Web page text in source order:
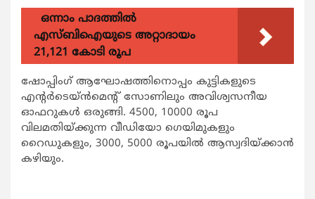
ഒന്നാം പാദത്തിൽ
എസ്ബിഐയുടെ അറ്റാദായം
21,121 കോടി രൂപ
ഷോപ്പിംഗ് ആഘോഷത്തിനൊപ്പം കുട്ടികളുടെ
എന്റര്‍ടെയ്ന്‍മെന്റ് സോണിലും അവിശ്വസനീയ
ഓഫറുകള്‍ ഒരുങ്ങി. 4500, 10000 രൂപ
വിലമതിയ്ക്കുന്ന വീഡിയോ ഗെയിമുകളും
റൈഡുകളും, 3000, 5000 രൂപയില്‍ ആസ്വദിയ്ക്കാന്‍
കഴിയും.